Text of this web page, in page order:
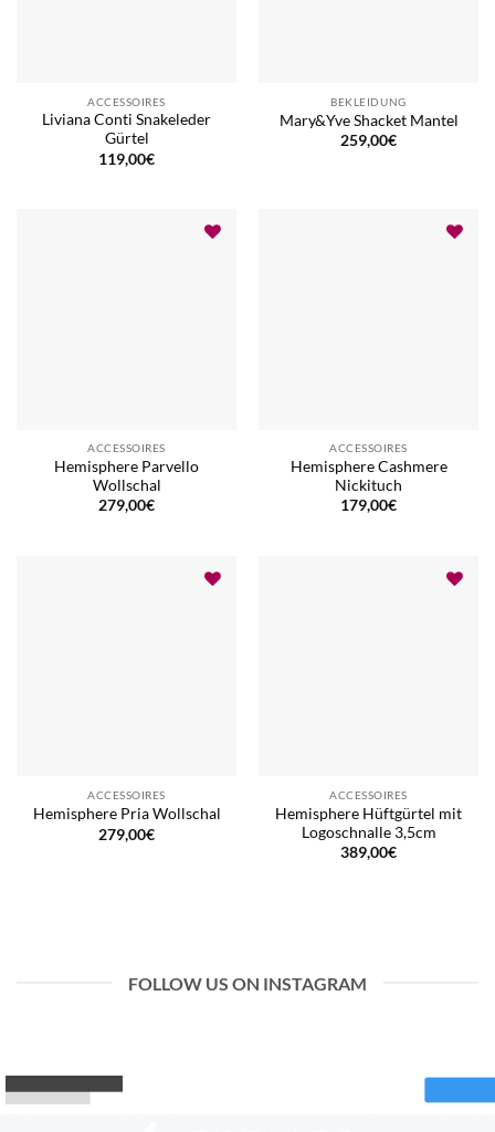
ACCESSOIRES
Liviana Conti Snakeleder
Gürtel
119,00€
BEKLEIDUNG
Mary&Yve Shacket Mantel
259,00€
ACCESSOIRES
Hemisphere Parvello
Wollschal
279,00€
ACCESSOIRES
Hemisphere Cashmere
Nickituch
179,00€
ACCESSOIRES
Hemisphere Pria Wollschal
279,00€
ACCESSOIRES
Hemisphere Hüftgürtel mit
Logoschnalle 3,5cm
389,00€
FOLLOW US ON INSTAGRAM